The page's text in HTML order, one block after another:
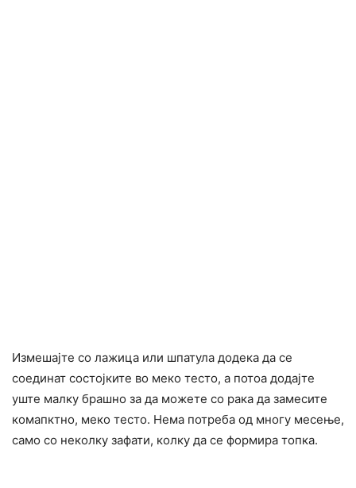
Измешајте со лажица или шпатула додека да се
соединат состојките во меко тесто, а потоа додајте
уште малку брашно за да можете со рака да замесите
комапктно, меко тесто. Нема потреба од многу месење,
само со неколку зафати, колку да се формира топка.